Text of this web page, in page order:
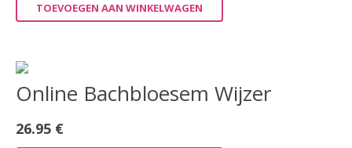
TOEVOEGEN AAN WINKELWAGEN
Online Bachbloesem Wijzer
26.95 €